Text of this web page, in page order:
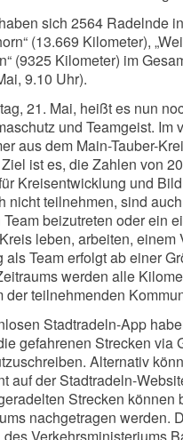
sich 2564 Radelnde
(13.669 Kilometer),
(9325 Kilometer) im
9.10 Uhr).
21. Mai, heißt es nun
und Teamgeist.
aus dem Main-Tauber-
ist es, die Zahlen von
Kreisentwicklung und
nicht teilnehmen, sind
beizutreten oder ein
leben, arbeiten,
als Team erfolgt ab einer
werden alle
der teilnehmenden
Stadtradeln-App
gefahrenen Strecken via
Alternativ
auf der Stadtradeln-
Strecken können
nachgetragen werden.